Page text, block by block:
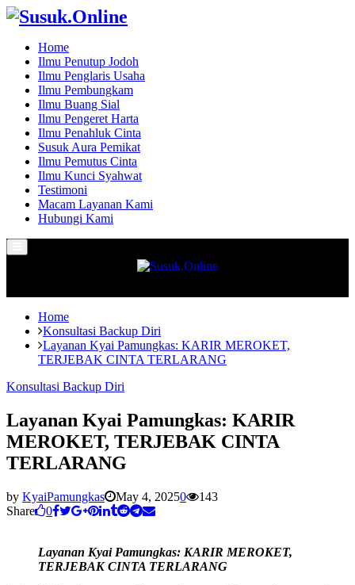
Home
Ilmu Penutup Jodoh
Ilmu Penglaris Usaha
Ilmu Pembungkam
Ilmu Buang Sial
Ilmu Pengeret Harta
Ilmu Penahluk Cinta
Susuk Aura Pemikat
Ilmu Pemutus Cinta
Ilmu Kunci Syahwat
Testimoni
Macam Layanan Kami
Hubungi Kami
Menu
Home
Konsultasi Backup Diri
Layanan Kyai Pamungkas: KARIR MEROKET,
TERJEBAK CINTA TERLARANG
Konsultasi Backup Diri
Layanan Kyai Pamungkas: KARIR
MEROKET, TERJEBAK CINTA
TERLARANG
by KyaiPamungkas May 4, 20250
143
Share
0
Layanan Kyai Pamungkas: KARIR MEROKET,
TERJEBAK CINTA TERLARANG